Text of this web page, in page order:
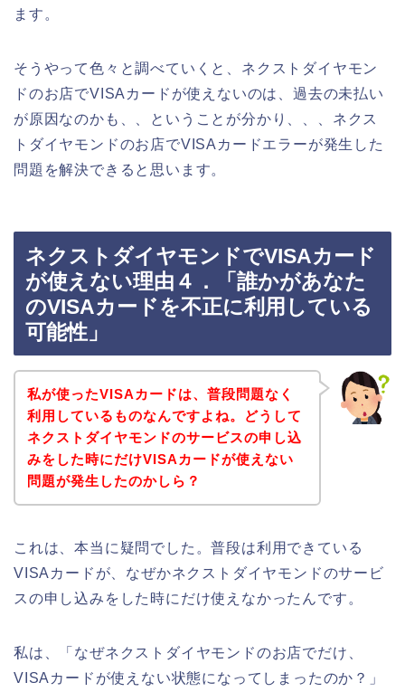
ます。
そうやって色々と調べていくと、ネクストダイヤモン
ドのお店でVISAカードが使えないのは、過去の未払い
が原因なのかも、、ということが分かり、、、ネクス
トダイヤモンドのお店でVISAカードエラーが発生した
問題を解決できると思います。
ネクストダイヤモンドでVISAカード
が使えない理由４．「誰かがあなた
のVISAカードを不正に利用している
可能性」
私が使ったVISAカードは、普段問題なく
利用しているものなんですよね。どうして
ネクストダイヤモンドのサービスの申し込
みをした時にだけVISAカードが使えない
問題が発生したのかしら？
これは、本当に疑問でした。普段は利用できている
VISAカードが、なぜかネクストダイヤモンドのサービ
スの申し込みをした時にだけ使えなかったんです。
私は、「なぜネクストダイヤモンドのお店でだけ、
VISAカードが使えない状態になってしまったのか？」